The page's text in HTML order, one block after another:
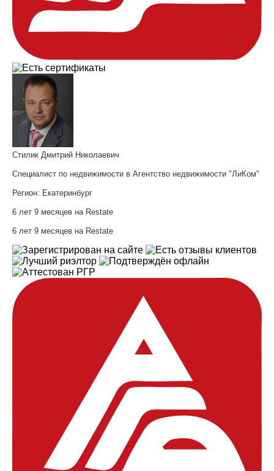
Стилик Дмитрий Николаевич
Специалист по недвижимости в Агентство недвижимости "ЛиКом"
Регион: Екатеринбург
6 лет 9 месяцев на Restate
6 лет 9 месяцев на Restate